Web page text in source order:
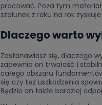
pracować. Poza tym
szalunek z roku na rok
Dlaczego warto
Zastanawiasz się, dlaczego
zapewnia on trwałość i
całego obszaru
się czy też uszkodzenia
Będzie on także bardziej